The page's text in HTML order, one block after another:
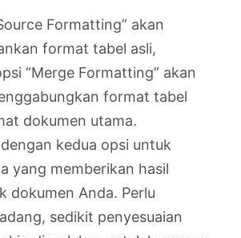
Formatting” akan
format tabel asli,
“Merge Formatting” akan
format tabel
dokumen utama.
kedua opsi untuk
yang memberikan hasil
dokumen Anda. Perlu
sedikit penyesuaian